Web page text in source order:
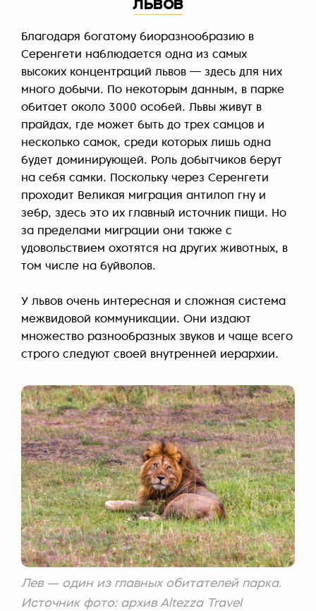
львов
Благодаря богатому биоразнообразию в
Серенгети наблюдается одна из самых
высоких концентраций львов — здесь для них
много добычи. По некоторым данным, в парке
обитает около 3000 особей. Львы живут в
прайдах, где может быть до трех самцов и
несколько самок, среди которых лишь одна
будет доминирующей. Роль добытчиков берут
на себя самки. Поскольку через Серенгети
проходит Великая миграция антилоп гну и
зебр, здесь это их главный источник пищи. Но
за пределами миграции они также с
удовольствием охотятся на других животных, в
том числе на буйволов.
У львов очень интересная и сложная система
межвидовой коммуникации. Они издают
множество разнообразных звуков и чаще всего
строго следуют своей внутренней иерархии.
Лев — один из главных обитателей парка.
Источник фото: архив Altezza Travel